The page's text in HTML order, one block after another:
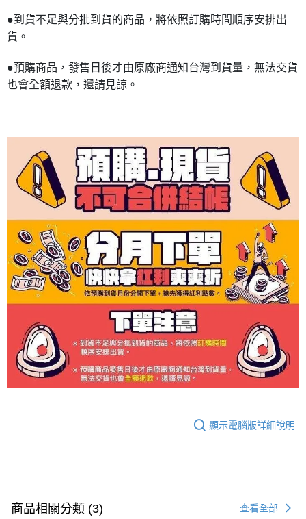
●到貨不足與分批到貨的商品，將依照訂購時間順序安排出
貨。
●預購商品，發售日後才由原廠商通知台灣到貨量，無法交貨
也會全額退款，還請見諒。
顯示電腦版詳細說明
商品相關分類 (3) 查看全部